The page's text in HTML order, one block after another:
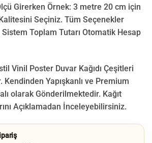
Girerken Örnek: 3 metre 20 cm için
Kalitesini Seçiniz. Tüm Seçenekler
Sistem Toplam Tutarı Otomatik Hesap
Vinil Poster Duvar Kağıdı Çeşitleri
Kendinden Yapışkanlı ve Premium
olarak Gönderilmektedir. Kağıt
Açıklamadan İnceleyebilirsiniz.